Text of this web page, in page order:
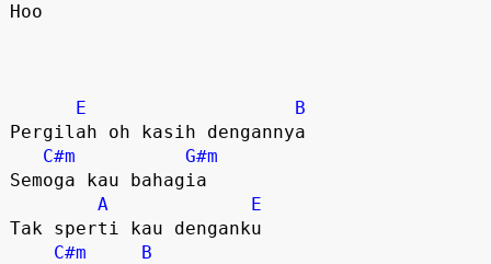
Hoo
E
B
Pergilah oh kasih dengannya
C#m
G#m
Semoga kau bahagia
A
E
Tak sperti kau denganku
C#m
B